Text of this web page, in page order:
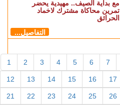
ميكرو طنجاوي مع "أيوب
الجباري".. رأيكم في تقدم المرأة
لطلب الزواج من الرجل
التفاصيل...
لكورونا بالمغرب
التفاصيل...
المصابون أكثر من المتعافين..
الوضع الوبائي لكورونا بالمغرب